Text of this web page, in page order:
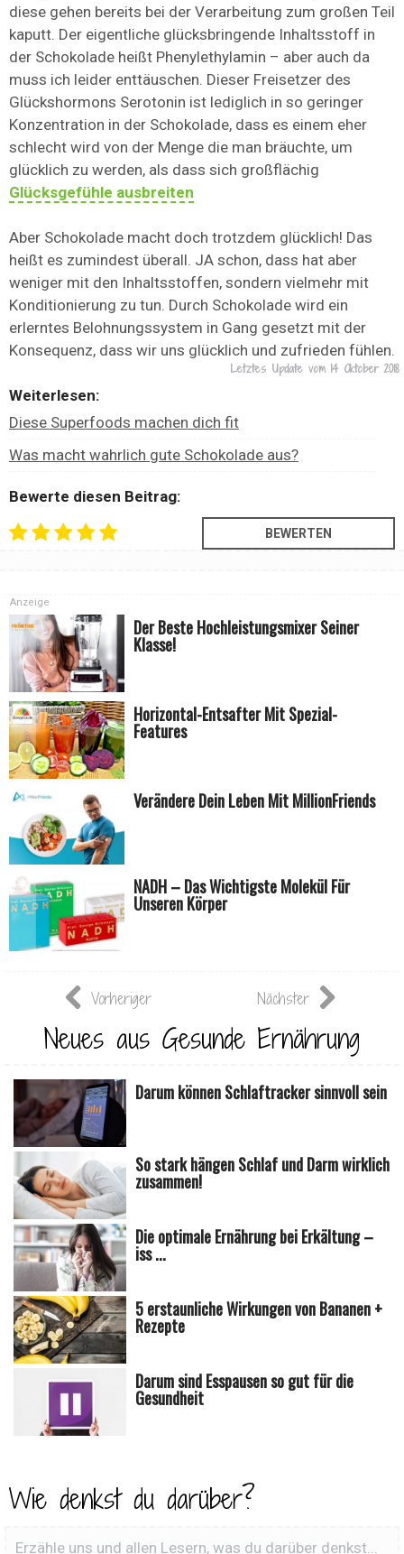
diese gehen bereits bei der Verarbeitung zum großen Teil
kaputt. Der eigentliche glücksbringende Inhaltsstoff in
der Schokolade heißt Phenylethylamin – aber auch da
muss ich leider enttäuschen. Dieser Freisetzer des
Glückshormons Serotonin ist lediglich in so geringer
Konzentration in der Schokolade, dass es einem eher
schlecht wird von der Menge die man bräuchte, um
glücklich zu werden, als dass sich großflächig
Glücksgefühle ausbreiten
Aber Schokolade macht doch trotzdem glücklich! Das
heißt es zumindest überall. JA schon, dass hat aber
weniger mit den Inhaltsstoffen, sondern vielmehr mit
Konditionierung zu tun. Durch Schokolade wird ein
erlerntes Belohnungssystem in Gang gesetzt mit der
Konsequenz, dass wir uns glücklich und zufrieden fühlen.
Letztes Update vom 14 Oktober 2018
Weiterlesen:
Diese Superfoods machen dich fit
Was macht wahrlich gute Schokolade aus?
Bewerte diesen Beitrag:
Der Beste Hochleistungsmixer Seiner
Klasse!
Horizontal-Entsafter Mit Spezial-
Features
Verändere Dein Leben Mit MillionFriends
Anzeige
NADH – Das Wichtigste Molekül Für
Unseren Körper
Vorheriger Nächster
Neues aus Gesunde Ernährung
Darum können Schlaftracker sinnvoll sein
So stark hängen Schlaf und Darm wirklich
zusammen!
Die optimale Ernährung bei Erkältung –
iss ...
5 erstaunliche Wirkungen von Bananen +
Rezepte
Darum sind Esspausen so gut für die
Gesundheit
Wie denkst du darüber?